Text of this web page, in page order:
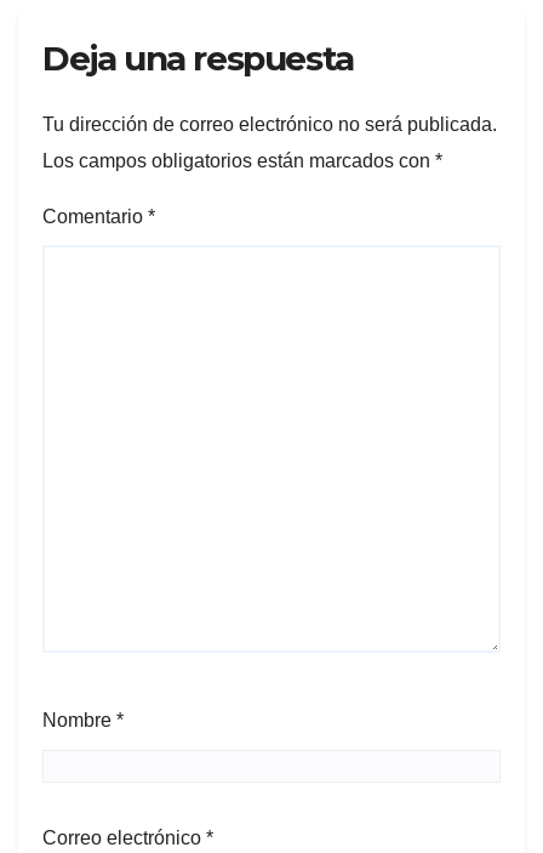
Deja una respuesta
Tu dirección de correo electrónico no será publicada.
Los campos obligatorios están marcados con *
Comentario *
Nombre *
Correo electrónico *